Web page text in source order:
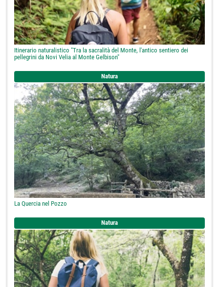
Itinerario naturalistico "Tra la sacralità del Monte, l'antico sentiero dei
pellegrini da Novi Velia al Monte Gelbison"
Natura
La Quercia nel Pozzo
Natura